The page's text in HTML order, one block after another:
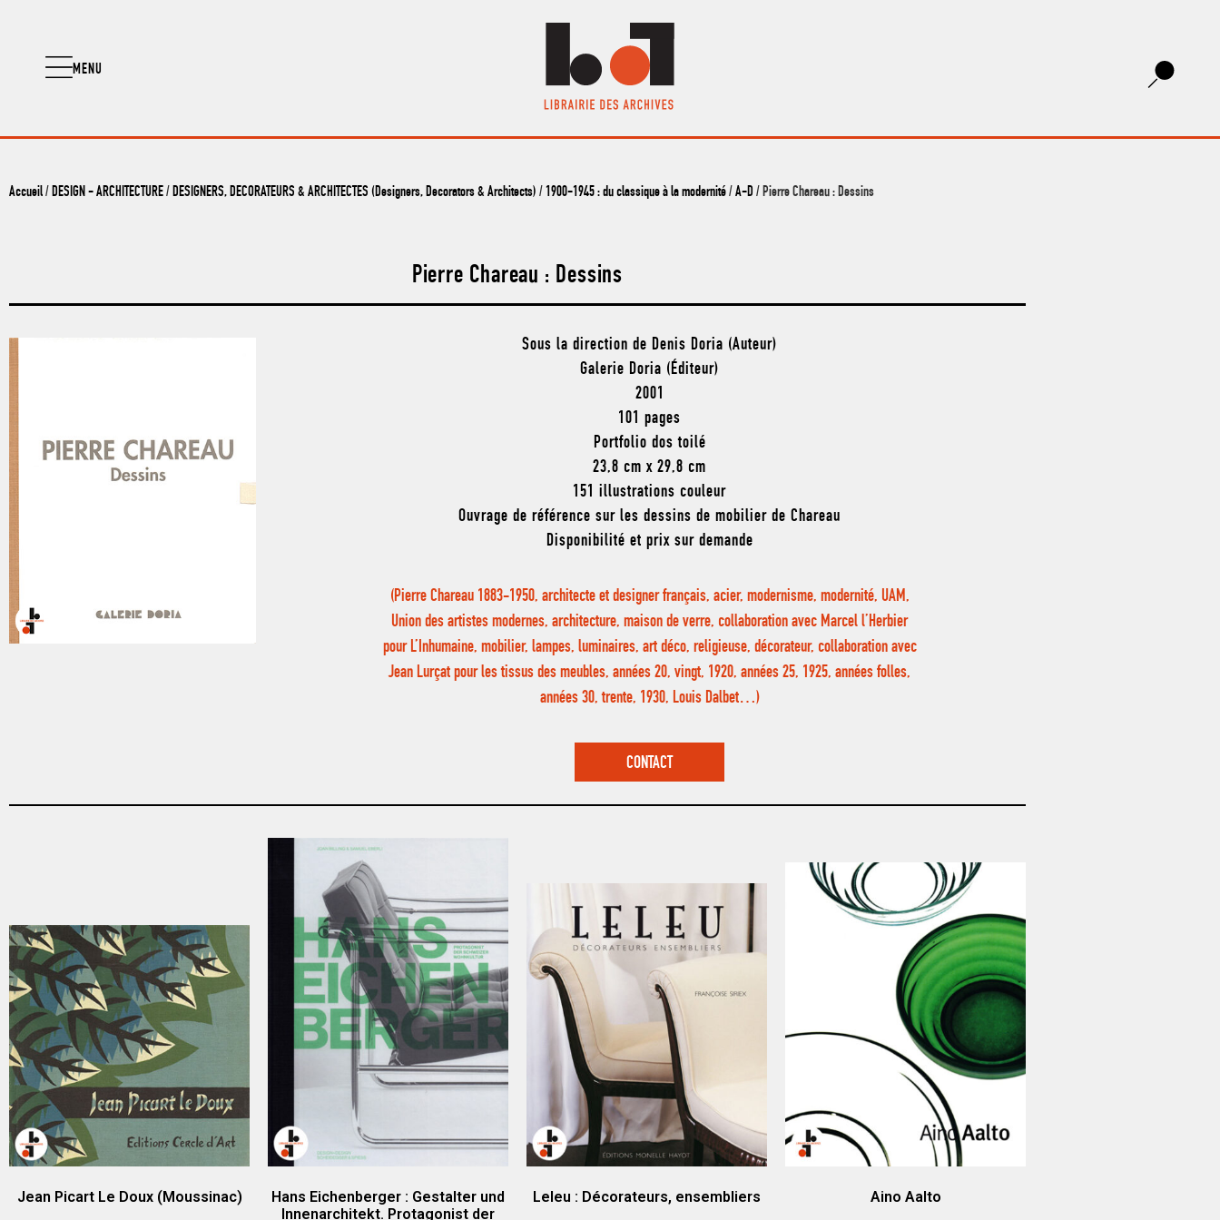
MENU
Accueil/ DESIGN - ARCHITECTURE/ DESIGNERS, DECORATEURS & ARCHITECTES (Designers, Decorators & Architects) / 1900-1945 : du classique à la modernité/ A-D / Pierre Chareau : Dessins
Pierre Chareau : Dessins
Sous la direction de Denis Doria (Auteur)
Galerie Doria (Éditeur)
2001
101 pages
Portfolio dos toilé
23,8 cm x 29,8 cm
151 illustrations couleur
Ouvrage de référence sur les dessins de mobilier de Chareau
Disponibilité et prix sur demande
(Pierre Chareau 1883-1950, architecte et designer français, acier, modernisme, modernité, UAM,
Union des artistes modernes, architecture, maison de verre, collaboration avec Marcel l’Herbier
pour L’Inhumaine, mobilier, lampes, luminaires, art déco, religieuse, décorateur, collaboration avec
Jean Lurçat pour les tissus des meubles, années 20, vingt, 1920, années 25, 1925, années folles,
années 30, trente, 1930, Louis Dalbet…)
CONTACT
Jean Picart Le Doux (Moussinac)
Hans Eichenberger : Gestalter und
Innenarchitekt. Protagonist der
Leleu : Décorateurs, ensembliers Aino Aalto